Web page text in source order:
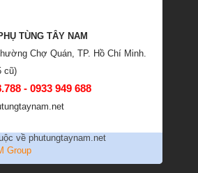
TÙNG TÂY NAM
Chợ Quán, TP. Hồ Chí Minh.
cũ)
- 0933 949 688
về phutungtaynam.net
Group